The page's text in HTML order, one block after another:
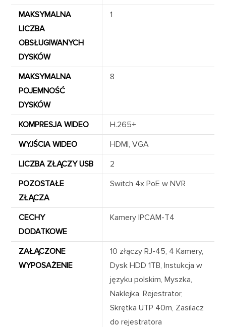
MAKSYMALNA
LICZBA
OBSŁUGIWANYCH
DYSKÓW
1
MAKSYMALNA
POJEMNOŚĆ
DYSKÓW
8
KOMPRESJA WIDEO
H.265+
WYJŚCIA WIDEO
HDMI, VGA
LICZBA ZŁĄCZY USB
2
POZOSTAŁE
ZŁĄCZA
Switch 4x PoE w NVR
CECHY
DODATKOWE
Kamery IPCAM-T4
ZAŁĄCZONE
WYPOSAŻENIE
10 złączy RJ-45, 4 Kamery,
Dysk HDD 1TB, Instukcja w
języku polskim, Myszka,
Naklejka, Rejestrator,
Skrętka UTP 40m, Zasilacz
do rejestratora